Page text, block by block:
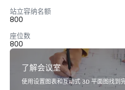
站立容纳名额
800
座位数
800
了解会议室
使用设置图表和互动式 3D 平面图找到